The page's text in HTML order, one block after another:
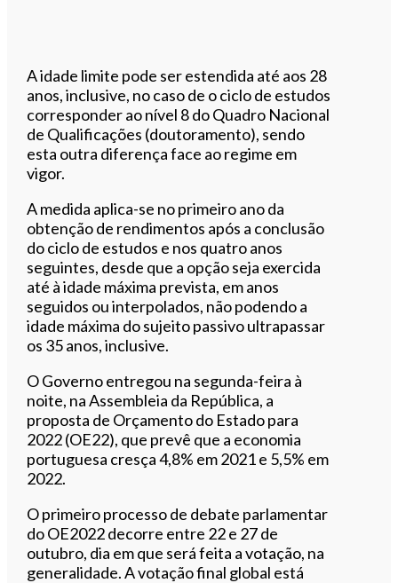
A idade limite pode ser estendida até aos 28
anos, inclusive, no caso de o ciclo de estudos
corresponder ao nível 8 do Quadro Nacional
de Qualificações (doutoramento), sendo
esta outra diferença face ao regime em
vigor.
A medida aplica-se no primeiro ano da
obtenção de rendimentos após a conclusão
do ciclo de estudos e nos quatro anos
seguintes, desde que a opção seja exercida
até à idade máxima prevista, em anos
seguidos ou interpolados, não podendo a
idade máxima do sujeito passivo ultrapassar
os 35 anos, inclusive.
O Governo entregou na segunda-feira à
noite, na Assembleia da República, a
proposta de Orçamento do Estado para
2022 (OE22), que prevê que a economia
portuguesa cresça 4,8% em 2021 e 5,5% em
2022.
O primeiro processo de debate parlamentar
do OE2022 decorre entre 22 e 27 de
outubro, dia em que será feita a votação, na
generalidade. A votação final global está